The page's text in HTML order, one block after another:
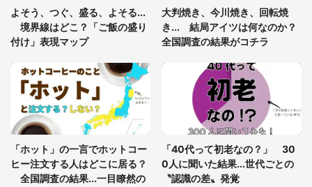
グっちゃってた〝野生の野菜〟に6.5万人戦慄
「○○がない街に住んでいます」住人の呟きに30万
人驚がく 何が存在しないか、あなたはわかる？
「修学旅行に途中参加する娘を送って行ったら、真
っ暗な道で遭難状態。なんとか見つけた民家に助け
を求めると、住人の男性が...」
よそう、つぐ、盛る、よそる...
境界線はどこ？「ご飯の盛り
付け」表現マップ
大判焼き、今川焼き、回転焼
き... 結局アイツは何なのか？
全国調査の結果がコチラ
「ホット」の一言でホットコー
ヒー注文する人はどこに居る？
全国調査の結果...一目瞭然の
「40代って初老なの？」 30
0人に聞いた結果...世代ごとの
〝認識の差〟発覚